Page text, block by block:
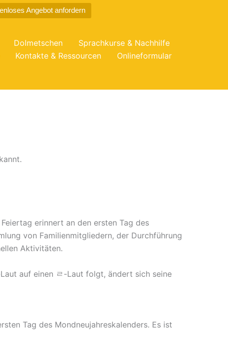
Angebot anfordern
Dolmetschen
Sprachkurse & Nachhilfe
Kontakte & Ressourcen
Onlineformular
erinnert an den ersten Tag des
von Familienmitgliedern, der Durchführung
Aktivitäten.
auf einen ㄹ-Laut folgt, ändert sich seine
Tag des Mondneujahreskalenders. Es ist